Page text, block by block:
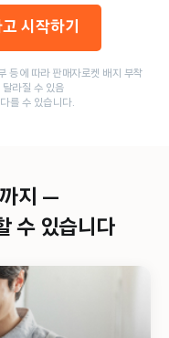
시작하기
등에 따라 판매자로켓 배지 부착
라질 수 있음
를 수 있습니다.
까지 —
수 있습니다